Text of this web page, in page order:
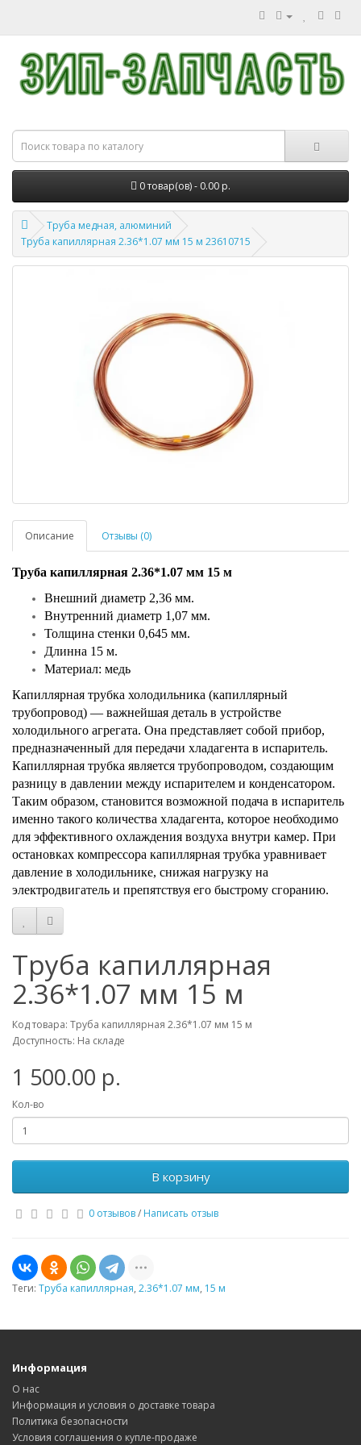
0 товар(ов) - 0.00 р.
Труба медная, алюминий
Труба капиллярная 2.36*1.07 мм 15 м 23610715
Описание Отзывы (0)
Труба капиллярная 2.36*1.07 мм 15 м
Внешний диаметр 2,36 мм.
Внутренний диаметр 1,07 мм.
Толщина стенки 0,645 мм.
Длинна 15 м.
Материал: медь
Капиллярная трубка холодильника (капиллярный
трубопровод) — важнейшая деталь в устройстве
холодильного агрегата. Она представляет собой прибор,
предназначенный для передачи хладагента в испаритель.
Капиллярная трубка является трубопроводом, создающим
разницу в давлении между испарителем и конденсатором.
Таким образом, становится возможной подача в испаритель
именно такого количества хладагента, которое необходимо
для эффективного охлаждения воздуха внутри камер. При
остановках компрессора капиллярная трубка уравнивает
давление в холодильнике, снижая нагрузку на
электродвигатель и препятствуя его быстрому сгоранию.
Труба капиллярная
2.36*1.07 мм 15 м
Код товара: Труба капиллярная 2.36*1.07 мм 15 м
Доступность: На складе
1 500.00 р.
Кол-во
В корзину
0 отзывов/ Написать отзыв
Теги: Труба капиллярная, 2.36*1.07 мм, 15 м
Информация
О нас
Информация и условия о доставке товара
Политика безопасности
Условия соглашения о купле-продаже